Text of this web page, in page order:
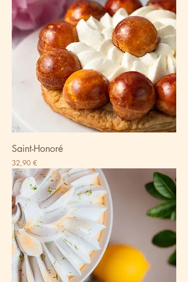
Saint-Honoré
Prix
32,90 €